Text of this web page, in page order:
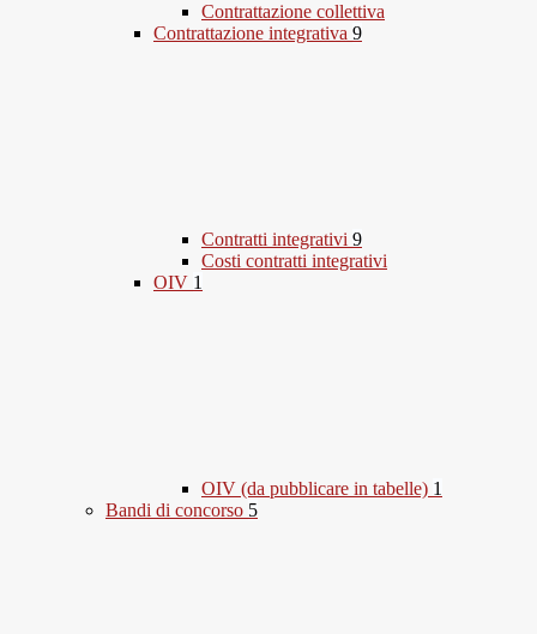
Contrattazione collettiva
Contrattazione integrativa 9
Contratti integrativi 9
Costi contratti integrativi
OIV 1
OIV (da pubblicare in tabelle) 1
Bandi di concorso 5